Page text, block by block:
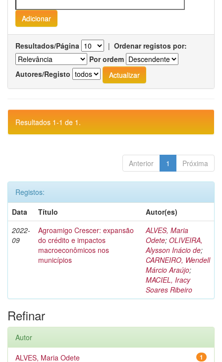
Resultados/Página | Ordenar registos por:
Por ordem
Autores/Registo
Resultados 1-1 de 1.
Anterior 1 Próxima
Registos:
Data
Título
Autor(es)
2022-
09
Agroamigo Crescer: expansão
do crédito e impactos
macroeconômicos nos
municípios
ALVES, Maria
Odete; OLIVEIRA,
Alysson Inácio de;
CARNEIRO, Wendell
Márcio Araújo;
MACIEL, Iracy
Soares Ribeiro
Refinar
Autor
1
ALVES, Maria Odete